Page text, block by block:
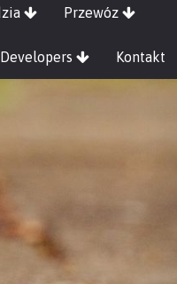
Przewóz
Developers Kontakt